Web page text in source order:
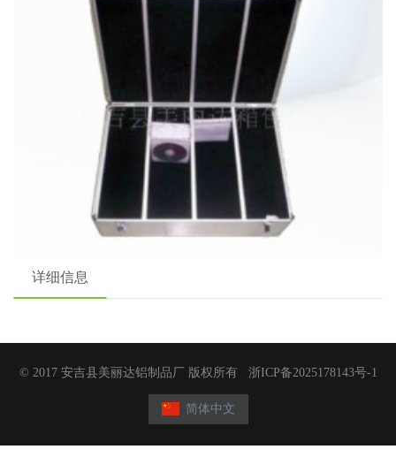
详细信息
© 2017 安吉县美丽达铝制品厂 版权所有 浙ICP备2025178143号-1
简体中文